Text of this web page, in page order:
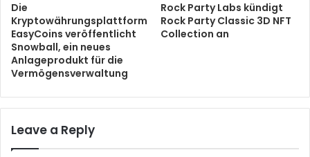
Die
Kryptowährungsplattform
EasyCoins veröffentlicht
Snowball, ein neues
Anlageprodukt für die
Vermögensverwaltung
Rock Party Labs kündigt
Rock Party Classic 3D NFT
Collection an
Leave a Reply